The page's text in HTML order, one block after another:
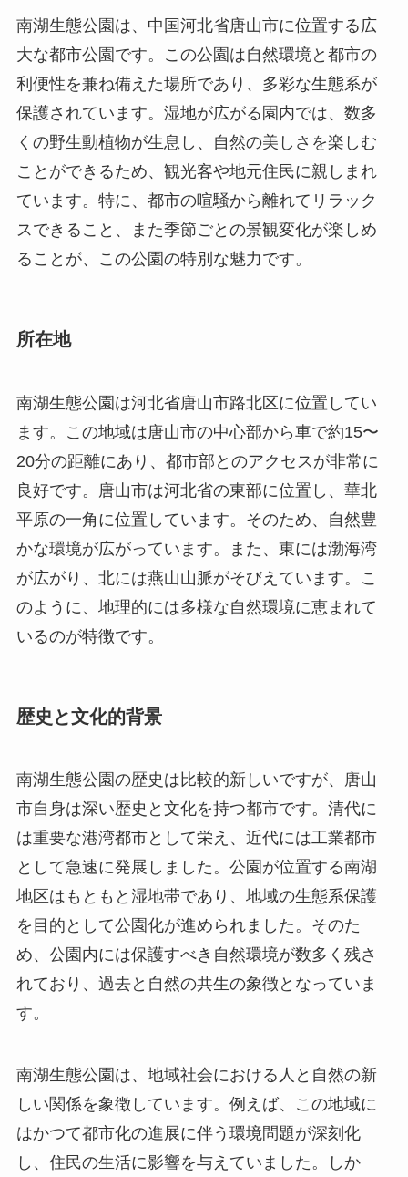
ことができるため、観光客や地元住民に親しまれ
ています。特に、都市の喧騒から離れてリラック
スできること、また季節ごとの景観変化が楽しめ
ることが、この公園の特別な魅力です。
所在地
南湖生態公園は河北省唐山市路北区に位置してい
良好です。唐山市は河北省の東部に位置し、華北
かな環境が広がっています。また、東には渤海湾
が広がり、北には燕山山脈がそびえています。こ
のように、地理的には多様な自然環境に恵まれて
いるのが特徴です。
歴史と文化的背景
南湖生態公園の歴史は比較的新しいですが、唐山
として急速に発展しました。公園が位置する南湖
を目的として公園化が進められました。そのた
め、公園内には保護すべき自然環境が数多く残さ
れており、過去と自然の共生の象徴となっていま
す。
南湖生態公園は、地域社会における人と自然の新
しい関係を象徴しています。例えば、この地域に
はかつて都市化の進展に伴う環境問題が深刻化
し、住民の生活に影響を与えていました。しか
おける自然と都市の調和が再び保たれています。
これにより、地元住民の間では公園は「都市のオ
アシス」として親しまれるようになり、地域のア
イデンティティの一部とされています。